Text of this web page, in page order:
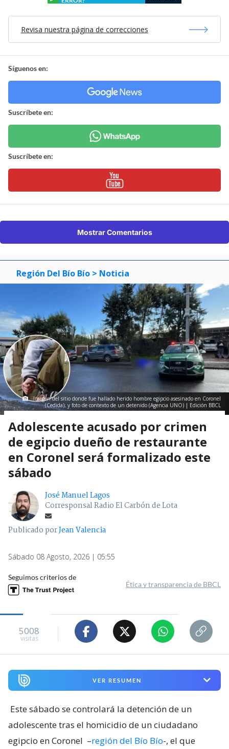
Revisa nuestra página de correcciones
Síguenos en:
Suscríbete en:
Suscríbete en:
Mostrar Comentarios
Región Del Bío Bío > Noticia
Imagen del sitio donde fue hallado herido hombre egipcio asesinado en Coronel
(Cedida); y foto de contexto de un detenido (Agencia UNO) | Edición BBCL
Adolescente acusado por crimen
de egipcio dueño de restaurante
en Coronel será formalizado este
sábado
José Manuel Lagos
Corresponsal Radio El Carbón de Lota
Publicado porJean Valencia
Sábado 08 Agosto, 2026 | 05:55
Seguimos criterios de
Ética y transparencia de BBCL
5008
visitas
VER RESUMEN
Este sábado se controlará la detención de un
adolescente tras el homicidio de un ciudadano
egipcio en Coronel –región del Bío Bío-, el que